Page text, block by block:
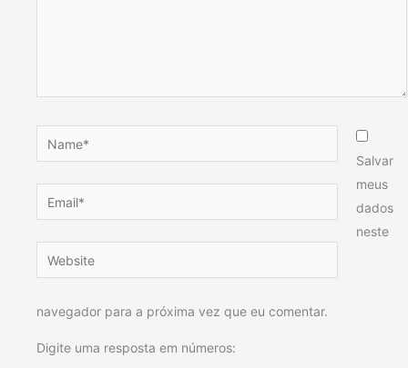
Name*
Email*
Website
Salvar
meus
dados
neste
navegador para a próxima vez que eu comentar.
Digite uma resposta em números: